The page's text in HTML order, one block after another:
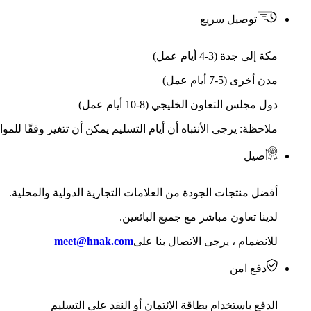
توصيل سريع
مكة إلى جدة (3-4 أيام عمل)
مدن أخرى (5-7 أيام عمل)
دول مجلس التعاون الخليجي (8-10 أيام عمل)
ملاحظة: يرجى الأنتباه أن أيام التسليم يمكن أن تتغير وفقًا
أصيل
أفضل منتجات الجودة من العلامات التجارية الدولية والمحلية.
لدينا تعاون مباشر مع جميع البائعين.
للانضمام ، يرجى الاتصال بنا علىmeet@hnak.com
دفع امن
الدفع باستخدام بطاقة الائتمان أو النقد على التسليم